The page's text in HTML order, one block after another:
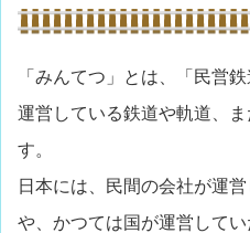
「みんてつ」とは、「民営
運営している鉄道や軌道、
す。
日本には、民間の会社が運
や、かつては国が運営して